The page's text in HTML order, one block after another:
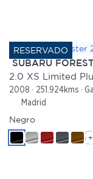
SUBARU
2.0 XS Limited
2008 251.924kms
Madrid
Negro